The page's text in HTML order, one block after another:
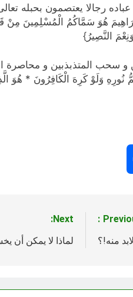
رجالا يعتصمون بحبله
هُوَ سَمَّاكُمُ الْمُسْلِمِينَ
النَّصِيرُ}
و سحب المتذبذبين و
نُورِهِ وَلَوْ كَرِهَ الْكَافِرُونَ *
منه!؟
Next:
لماذا لا يمكن أن